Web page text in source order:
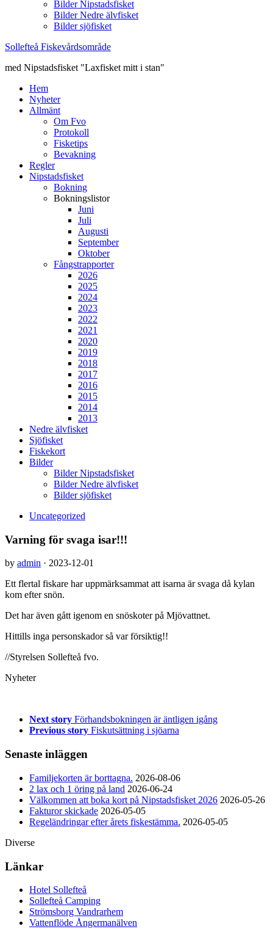
Bilder Nipstadsfisket
Bilder Nedre älvfisket
Bilder sjöfisket
Sollefteå Fiskevårdsområde
med Nipstadsfisket "Laxfisket mitt i stan"
Hem
Nyheter
Allmänt
Om Fvo
Protokoll
Fisketips
Bevakning
Regler
Nipstadsfisket
Bokning
Bokningslistor
Juni
Juli
Augusti
September
Oktober
Fångstrapporter
2026
2025
2024
2023
2022
2021
2020
2019
2018
2017
2016
2015
2014
2013
Nedre älvfisket
Sjöfisket
Fiskekort
Bilder
Bilder Nipstadsfisket
Bilder Nedre älvfisket
Bilder sjöfisket
Uncategorized
Varning för svaga isar!!!
by admin · 2023-12-01
Ett flertal fiskare har uppmärksammat att isarna är svaga då kylan
kom efter snön.
Det har även gått igenom en snöskoter på Mjövattnet.
Hittills inga personskador så var försiktig!!
//Styrelsen Sollefteå fvo.
Nyheter
Next story Förhandsbokningen är äntligen igång
Previous story Fiskutsättning i sjöarna
Senaste inläggen
Familjekorten är borttagna. 2026-08-06
2 lax och 1 öring på land 2026-06-24
Välkommen att boka kort på Nipstadsfisket 2026 2026-05-26
Fakturor skickade 2026-05-05
Regeländringar efter årets fiskestämma. 2026-05-05
Diverse
Länkar
Hotel Sollefteå
Sollefteå Camping
Strömsborg Vandrarhem
Vattenflöde Ångermanälven